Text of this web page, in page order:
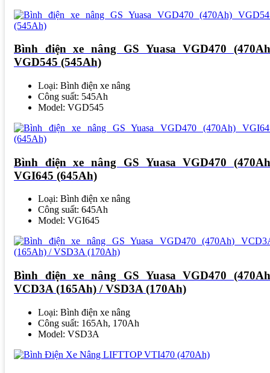
Bình điện xe nâng GS Yuasa VGD470
VGD545 (545Ah)
Loại: Bình điện xe nâng
Công suất: 545Ah
Model: VGD545
Bình điện xe nâng GS Yuasa VGD470
VGI645 (645Ah)
Loại: Bình điện xe nâng
Công suất: 645Ah
Model: VGI645
Bình điện xe nâng GS Yuasa VGD470
VCD3A (165Ah) / VSD3A (170Ah)
Loại: Bình điện xe nâng
Công suất: 165Ah, 170Ah
Model: VSD3A